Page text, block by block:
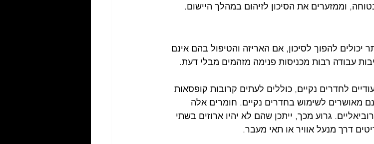
וממזערים את הסיכון לזיהום במהלך היישום.
יכולים להפוך לסיכון, אם האריזה והטיפול בהם אינם
עבודה רבות מכניסות פנימה מזהמים מבלי דעת.
לחדרים נקיים, כוללים לעתים קרובות קופסאות
מאושרים לשימוש בחדרים נקיים. חומרים אלה
גרוע מכך, ייתכן שהם לא יהיו ארוזים בשתי
דרך מנעל אוויר או תאי מעבר.